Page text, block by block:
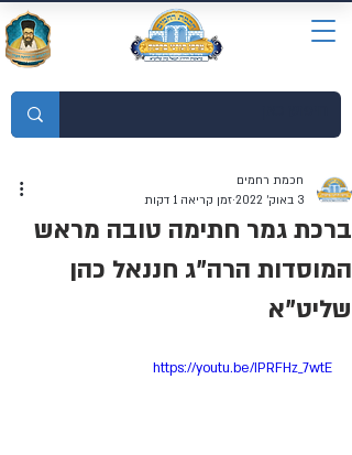
ברכת גמר חתימה טובה מראש
המוסדות הרה"ג חננאל כהן
שליט"א
חכמת רחמים
3 באוק׳ 2022
זמן קריאה 1 דקות
https://youtu.be/IPRFHz_7wtE